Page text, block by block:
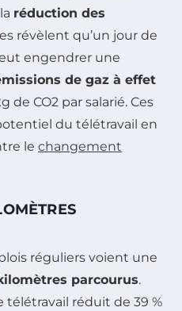
réduction des
révèlent qu’un jour de
engendrer une
de gaz à effet
de CO2 par salarié. Ces
du télétravail en
le changement
réguliers voient une
parcourus.
télétravail réduit de 39 %